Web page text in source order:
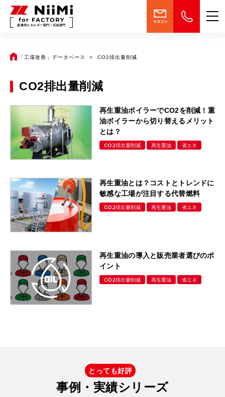
産業用エネルギー部門 / 石油部門
「工場改善」データベース CO2排出量削減
CO2排出量削減
再生重油ボイラーでCO2を削減！ 重
油ボイラーから切り替えるメリット
とは？
CO2排出量削減 再生重油 省エネ
再生重油とは？ コストとトレンドに
敏感な工場が注目する代替燃料
CO2排出量削減 再生重油 省エネ
再生重油の導入と販売業者選びのポ
イント
CO2排出量削減 再生重油 省エネ
とっても好評
事例・実績シリーズ